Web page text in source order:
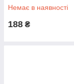
Немає в наявності
188 ₴